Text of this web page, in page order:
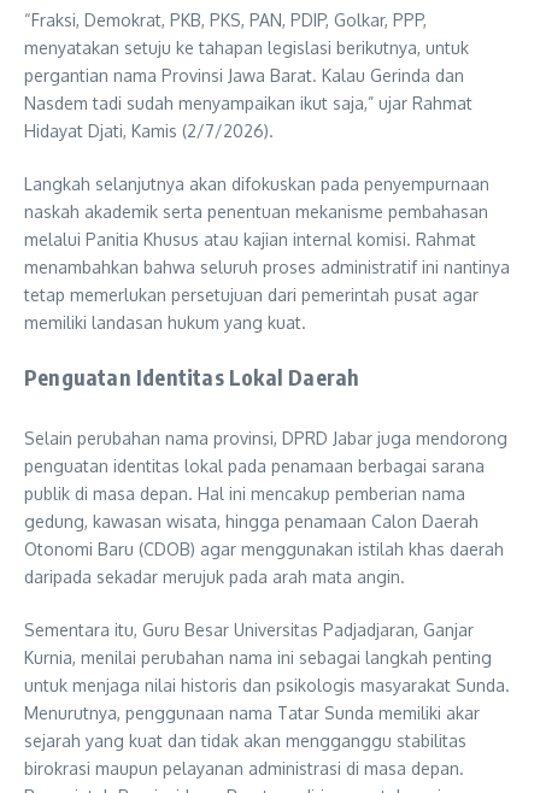
“Fraksi, Demokrat, PKB, PKS, PAN, PDIP, Golkar, PPP,
menyatakan setuju ke tahapan legislasi berikutnya, untuk
pergantian nama Provinsi Jawa Barat. Kalau Gerinda dan
Nasdem tadi sudah menyampaikan ikut saja,” ujar Rahmat
Hidayat Djati, Kamis (2/7/2026).
Langkah selanjutnya akan difokuskan pada penyempurnaan
naskah akademik serta penentuan mekanisme pembahasan
melalui Panitia Khusus atau kajian internal komisi. Rahmat
menambahkan bahwa seluruh proses administratif ini nantinya
tetap memerlukan persetujuan dari pemerintah pusat agar
memiliki landasan hukum yang kuat.
Penguatan Identitas Lokal Daerah
Selain perubahan nama provinsi, DPRD Jabar juga mendorong
penguatan identitas lokal pada penamaan berbagai sarana
publik di masa depan. Hal ini mencakup pemberian nama
gedung, kawasan wisata, hingga penamaan Calon Daerah
Otonomi Baru (CDOB) agar menggunakan istilah khas daerah
daripada sekadar merujuk pada arah mata angin.
Sementara itu, Guru Besar Universitas Padjadjaran, Ganjar
Kurnia, menilai perubahan nama ini sebagai langkah penting
untuk menjaga nilai historis dan psikologis masyarakat Sunda.
Menurutnya, penggunaan nama Tatar Sunda memiliki akar
sejarah yang kuat dan tidak akan mengganggu stabilitas
birokrasi maupun pelayanan administrasi di masa depan.